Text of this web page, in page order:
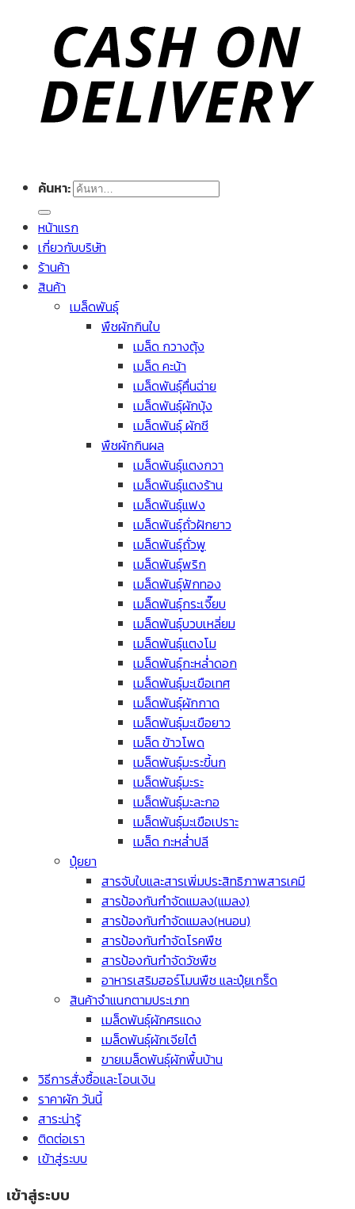
ค้นหา:
หน้าแรก
เกี่ยวกับบริษัท
ร้านค้า
สินค้า
เมล็ดพันธุ์
พืชผักกินใบ
เมล็ด กวางตุ้ง
เมล็ด คะน้า
เมล็ดพันธุ์คื่นฉ่าย
เมล็ดพันธุ์ผักบุ้ง
เมล็ดพันธุ์ ผักชี
พืชผักกินผล
เมล็ดพันธุ์แตงกวา
เมล็ดพันธุ์แตงร้าน
เมล็ดพันธุ์แฟง
เมล็ดพันธุ์ถั่วฝักยาว
เมล็ดพันธุ์ถั่วพู
เมล็ดพันธุ์พริก
เมล็ดพันธุ์ฟักทอง
เมล็ดพันธุ์กระเจี๊ยบ
เมล็ดพันธุ์บวบเหลี่ยม
เมล็ดพันธุ์แตงโม
เมล็ดพันธุ์กะหล่ำดอก
เมล็ดพันธุ์มะเขือเทศ
เมล็ดพันธุ์ผักกาด
เมล็ดพันธุ์มะเขือยาว
เมล็ด ข้าวโพด
เมล็ดพันธุ์มะระขี้นก
เมล็ดพันธุ์มะระ
เมล็ดพันธุ์มะละกอ
เมล็ดพันธุ์มะเขือเปราะ
เมล็ด กะหล่ำปลี
ปุ๋ยยา
สารจับใบและสารเพิ่มประสิทธิภาพสารเคมี
สารป้องกันกำจัดแมลง(แมลง)
สารป้องกันกำจัดแมลง(หนอน)
สารป้องกันกำจัดโรคพืช
สารป้องกันกำจัดวัชพืช
อาหารเสริมฮอร์โมนพืช และปุ๋ยเกร็ด
สินค้าจำแนกตามประเภท
เมล็ดพันธุ์ผักศรแดง
เมล็ดพันธุ์ผักเจียไต๋
ขายเมล็ดพันธุ์ผักพื้นบ้าน
วิธีการสั่งซื้อและโอนเงิน
ราคาผัก วันนี้
สาระน่ารู้
ติดต่อเรา
เข้าสู่ระบบ
เข้าสู่ระบบ